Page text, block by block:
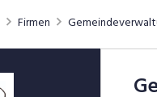
Firmen